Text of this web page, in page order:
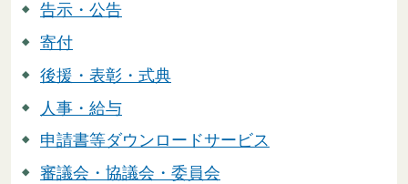
告示・公告
寄付
後援・表彰・式典
人事・給与
申請書等ダウンロードサービス
審議会・協議会・委員会